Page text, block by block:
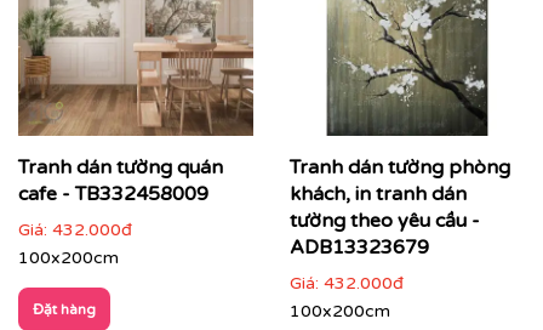
Tranh dán tường nhà hàng Chickita - Liễu Giai, Hà Nội
vải lụa, vải canvas cao cấp dễ dàng vệ sinh, công nghệ
in UV cao cấp chuẩn màu, sắc nét và bền màu tuyệt đối.
Tranh dán tường quán
cafe - TB332458009
Giá: 432.000đ
100x200cm
Đặt hàng
Tranh dán tường phòng
khách, in tranh dán
tường theo yêu cầu -
ADB13323679
Giá: 432.000đ
100x200cm